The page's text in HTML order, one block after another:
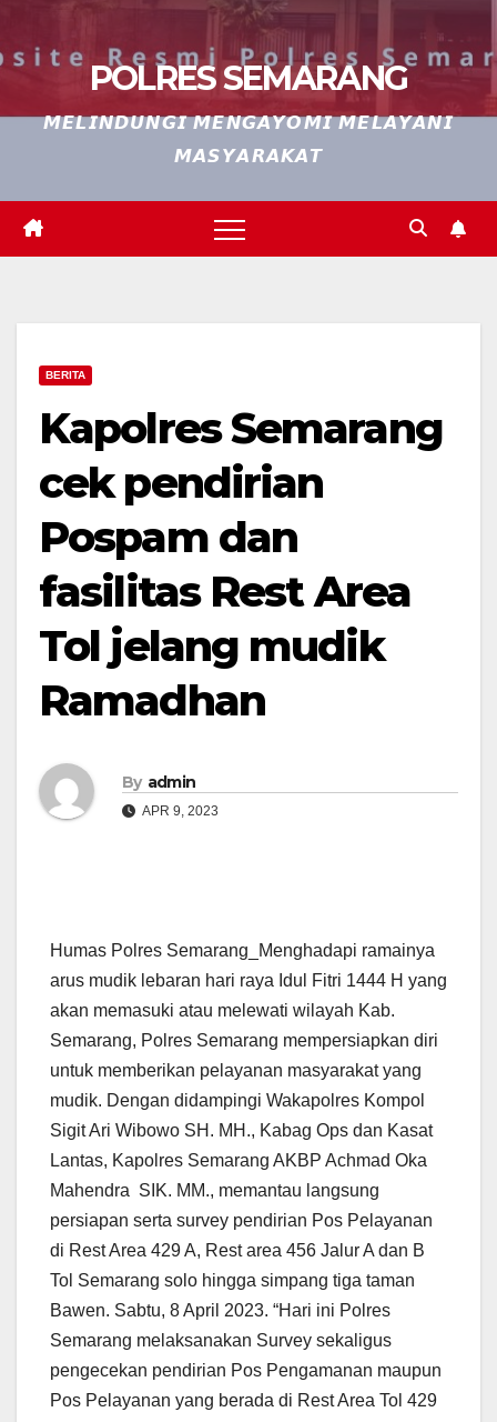
POLRES SEMARANG
𝙈𝙀𝙇𝙄𝙉𝘿𝙐𝙉𝙂𝙄 𝙈𝙀𝙉𝙂𝘼𝙔𝙊𝙈𝙄 𝙈𝙀𝙇𝘼𝙔𝘼𝙉𝙄
𝙈𝘼𝙎𝙔𝘼𝙍𝘼𝙆𝘼𝙏
BERITA
Kapolres Semarang
cek pendirian
Pospam dan
fasilitas Rest Area
Tol jelang mudik
Ramadhan
By admin
APR 9, 2023
Humas Polres Semarang_Menghadapi ramainya
arus mudik lebaran hari raya Idul Fitri 1444 H yang
akan memasuki atau melewati wilayah Kab.
Semarang, Polres Semarang mempersiapkan diri
untuk memberikan pelayanan masyarakat yang
mudik. Dengan didampingi Wakapolres Kompol
Sigit Ari Wibowo SH. MH., Kabag Ops dan Kasat
Lantas, Kapolres Semarang AKBP Achmad Oka
Mahendra SIK. MM., memantau langsung
persiapan serta survey pendirian Pos Pelayanan
di Rest Area 429 A, Rest area 456 Jalur A dan B
Tol Semarang solo hingga simpang tiga taman
Bawen. Sabtu, 8 April 2023. “Hari ini Polres
Semarang melaksanakan Survey sekaligus
pengecekan pendirian Pos Pengamanan maupun
Pos Pelayanan yang berada di Rest Area Tol 429